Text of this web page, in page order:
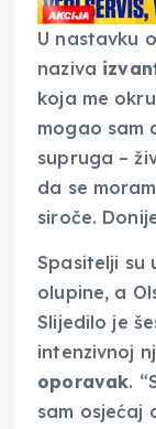
U nastavku
naziva
koja me
mogao sam
supruga –
da se
siroče.
Spasitelji su
olupine, a
Slijedilo je
intenzivnoj
oporavak.
sam osjećaj